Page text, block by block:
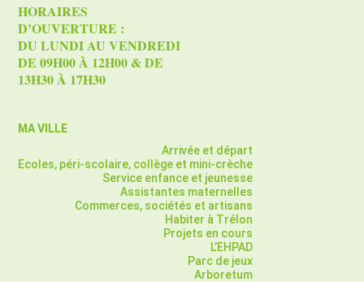
HORAIRES
D’OUVERTURE :
DU LUNDI AU VENDREDI
DE 09H00 À 12H00 & DE
13H30 À 17H30
MA VILLE
Arrivée et départ
Ecoles, péri-scolaire, collège et mini-crèche
Service enfance et jeunesse
Assistantes maternelles
Commerces, sociétés et artisans
Habiter à Trélon
Projets en cours
L’EHPAD
Parc de jeux
Arboretum